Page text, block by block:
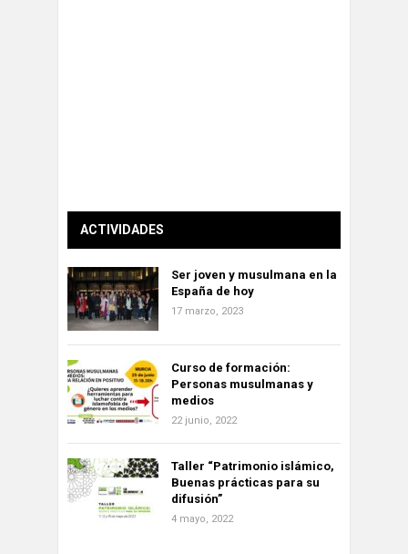
ACTIVIDADES
Ser joven y musulmana en la
España de hoy
17 marzo, 2023
Curso de formación:
Personas musulmanas y
medios
22 junio, 2022
Taller “Patrimonio islámico,
Buenas prácticas para su
difusión”
4 mayo, 2022